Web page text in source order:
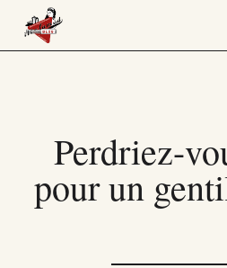
Perdriez-
pour un